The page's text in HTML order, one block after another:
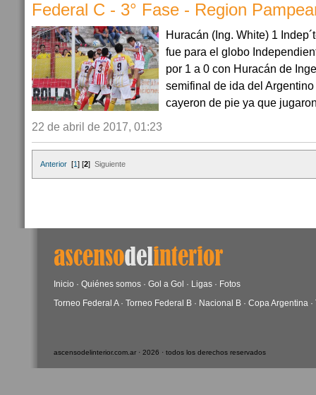
Federal C - 3° Fase - Region
Huracán (Ing. White) 1
fue para el globo
por 1 a 0 con Huracán de
semifinal de ida del
cayeron de pie ya que
22 de abril de 2017, 01:23
Anterior [1] [2] Siguiente
Inicio · Quiénes somos · Gol a Gol · Ligas · Fotos
Torneo Federal A· Torneo Federal B · Nacional B · Copa Argentina ·
ascensodelinterior.com.ar · 2026 · todos los derechos reservados